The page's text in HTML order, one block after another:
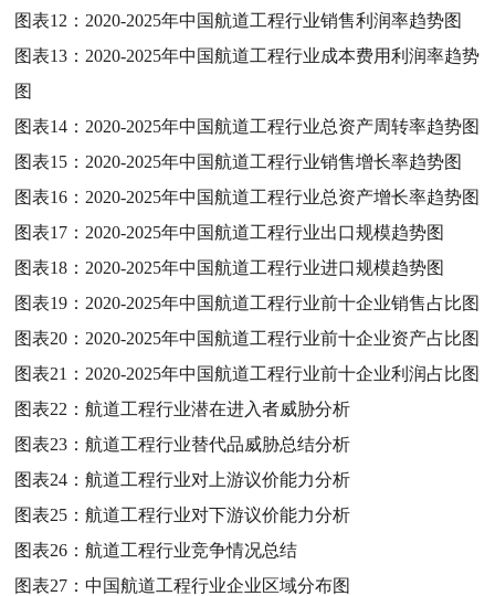
图表12： 2020-2025年中国航道工程行业销售利润率趋势图
图表13： 2020-2025年中国航道工程行业成本费用利润率趋势
图
图表14： 2020-2025年中国航道工程行业总资产周转率趋势图
图表15： 2020-2025年中国航道工程行业销售增长率趋势图
图表16： 2020-2025年中国航道工程行业总资产增长率趋势图
图表17： 2020-2025年中国航道工程行业出口规模趋势图
图表18： 2020-2025年中国航道工程行业进口规模趋势图
图表19： 2020-2025年中国航道工程行业前十企业销售占比图
图表20： 2020-2025年中国航道工程行业前十企业资产占比图
图表21： 2020-2025年中国航道工程行业前十企业利润占比图
图表22：航道工程行业潜在进入者威胁分析
图表23：航道工程行业替代品威胁总结分析
图表24：航道工程行业对上游议价能力分析
图表25：航道工程行业对下游议价能力分析
图表26：航道工程行业竞争情况总结
图表27：中国航道工程行业企业区域分布图